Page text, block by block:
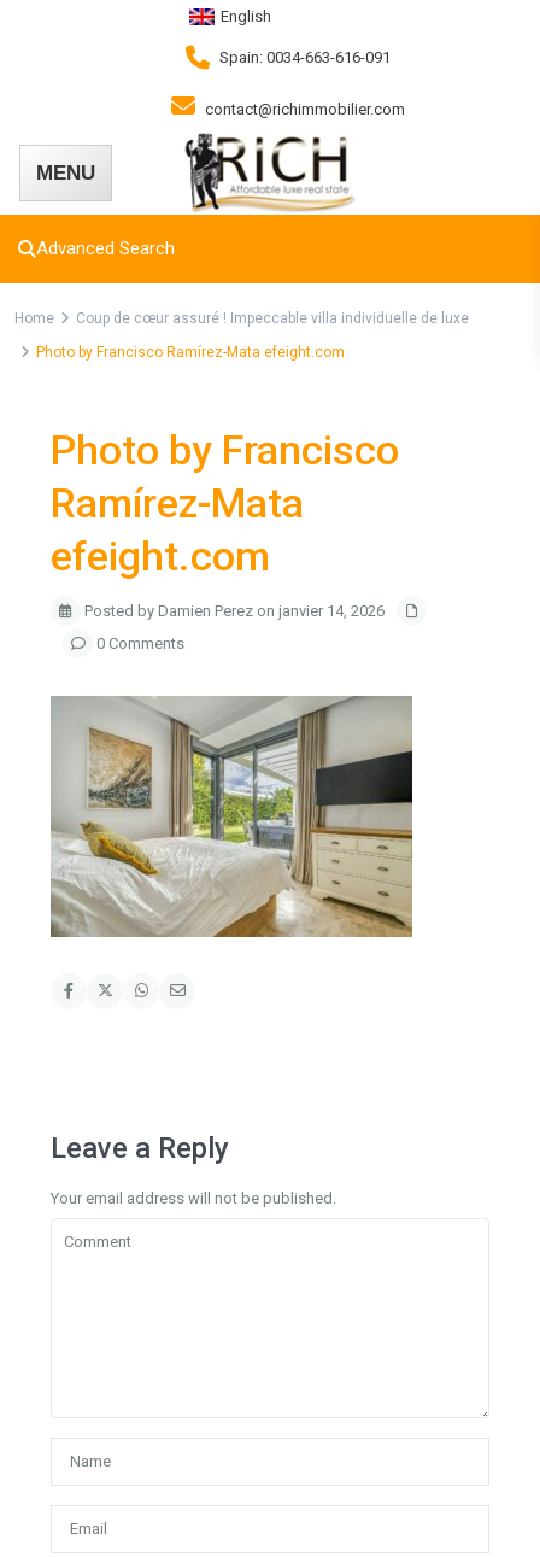
English
Spain: 0034-663-616-091
contact@richimmobilier.com
Advanced Search
Home
Coup de cœur assuré ! Impeccable villa individuelle de luxe
Photo by Francisco Ramírez-Mata efeight.com
Photo by Francisco
Ramírez-Mata
efeight.com
Posted by Damien Perez on janvier 14, 2026
0 Comments
Leave a Reply
Your email address will not be published.